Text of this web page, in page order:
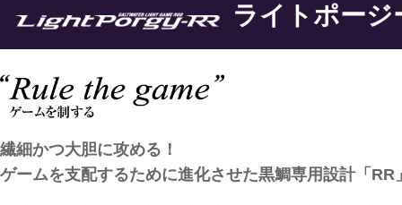
ライトポージ
繊細かつ大胆に攻める！
ゲームを支配するために進化させた黒鯛専用設計「RR